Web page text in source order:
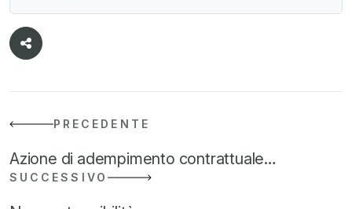
ricerca in Scienze giuridiche, indirizzo IUS/04 diritto
commerciale; tutor didattica per l'insegnamento di diritto
commerciale Università di Bologna. Sito web
PRECEDENTE
Azione di adempimento contrattuale…
SUCCESSIVO